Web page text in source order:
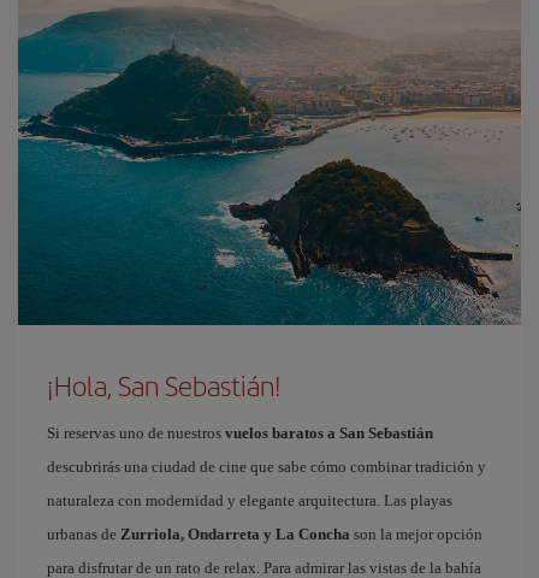
¡Hola, San Sebastián!
Si reservas uno de nuestros vuelos baratos a San Sebastián
descubrirás una ciudad de cine que sabe cómo combinar tradición y
naturaleza con modernidad y elegante arquitectura. Las playas
urbanas de Zurriola, Ondarreta y La Concha son la mejor opción
para disfrutar de un rato de relax. Para admirar las vistas de la bahía